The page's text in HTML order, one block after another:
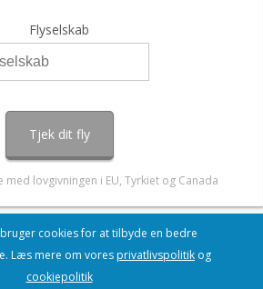
Flyselskab
Tjek dit fly
med lovgivningen i EU, Tyrkiet og Canada
cookies for at tilbyde en bedre
Læs mere om vores privatlivspolitik og
cookiepolitik